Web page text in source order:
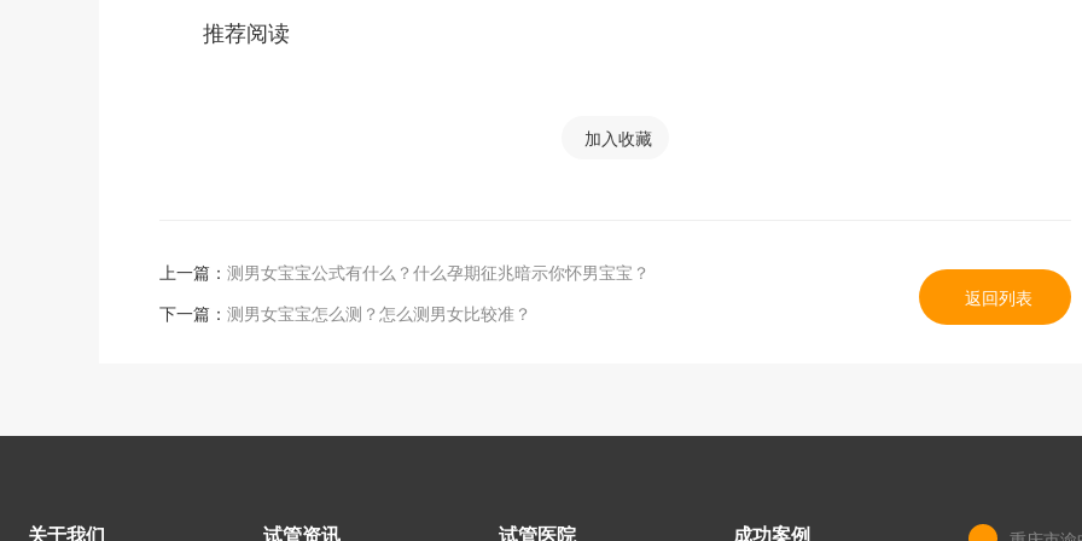
推荐阅读
加入收藏
上一篇： 测男女宝宝公式有什么？什么孕期征兆暗示你怀男宝宝？
下一篇： 测男女宝宝怎么测？怎么测男女比较准？
返回列表
关于我们 试管资讯 试管医院 成功案例